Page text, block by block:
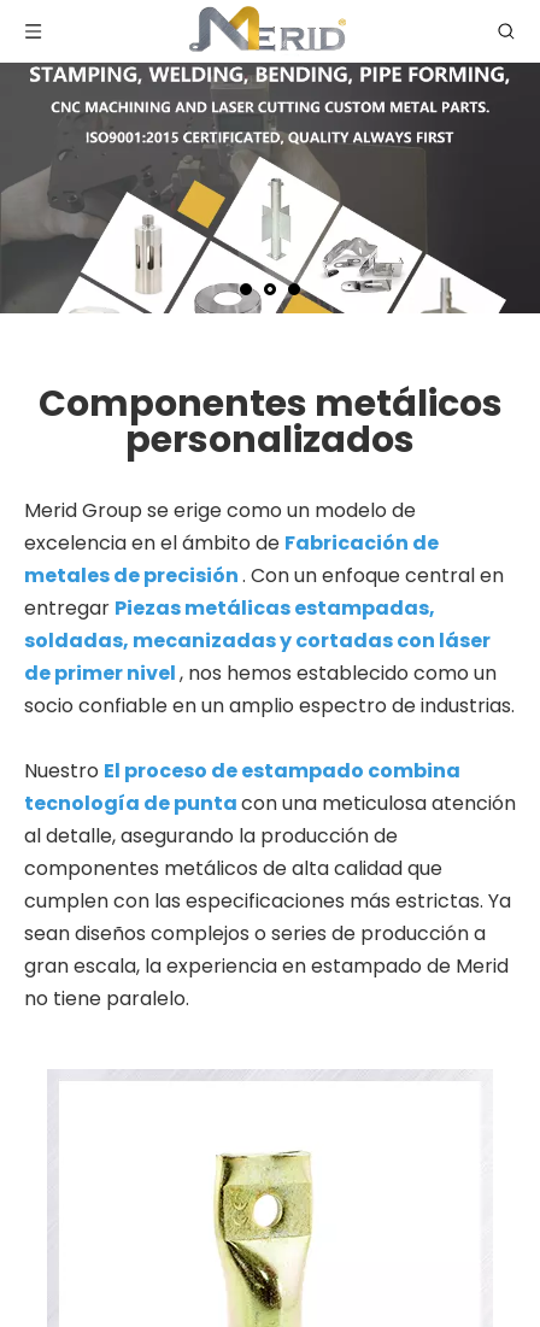
Componentes metálicos
personalizados
Merid Group se erige como un modelo de
excelencia en el ámbito de Fabricación de
metales de precisión. Con un enfoque central en
entregar Piezas metálicas estampadas,
soldadas, mecanizadas y cortadas con láser
de primer nivel, nos hemos establecido como un
socio confiable en un amplio espectro de industrias.
Nuestro El proceso de estampado combina
tecnología de puntacon una meticulosa atención
al detalle, asegurando la producción de
componentes metálicos de alta calidad que
cumplen con las especificaciones más estrictas. Ya
sean diseños complejos o series de producción a
gran escala, la experiencia en estampado de Merid
no tiene paralelo.